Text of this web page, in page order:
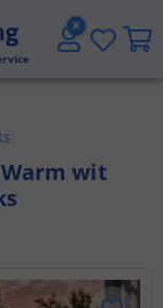
en BE
in huis
wit